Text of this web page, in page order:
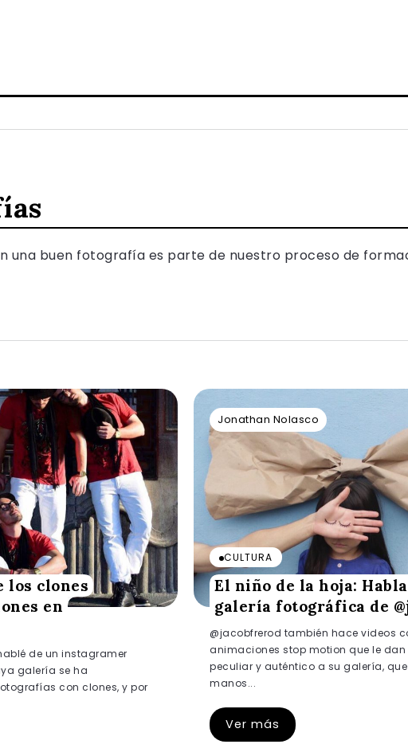
una buen fotografía es parte de nuestro proceso de
los clones
en
de un instagramer
galería se ha
con clones, y por
Jonathan Nolasco
CULTURA
El niño de la hoja:
galería fotográfica de
@jacobfrerod también hace videos
animaciones stop motion que le dan
peculiar y auténtico a su galería,
manos...
Ver más